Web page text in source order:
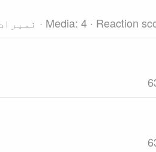
Media 4 Reaction